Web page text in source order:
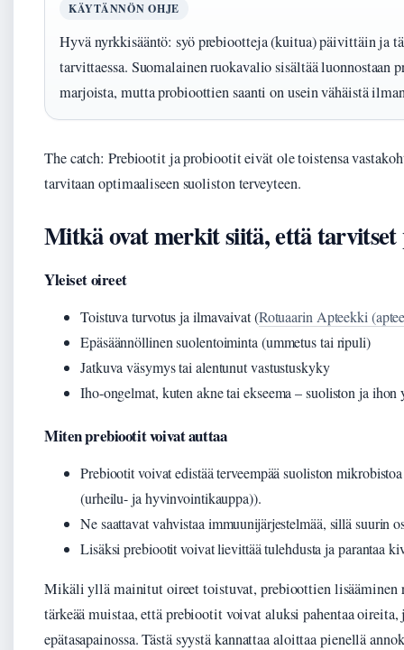
KÄYTÄNNÖN OHJE
Hyvä nyrkkisääntö: syö prebiootteja (kuitua) päivittäin ja
tarvittaessa. Suomalainen ruokavalio sisältää luonnostaan
marjoista, mutta probioottien saanti on usein vähäistä
The catch: Prebiootit ja probiootit eivät ole toistensa
tarvitaan optimaaliseen suoliston terveyteen.
Mitkä ovat merkit siitä, että
Yleiset oireet
Toistuva turvotus ja ilmavaivat (Rotuaarin Apteekki
Epäsäännöllinen suolentoiminta (ummetus tai ripuli)
Jatkuva väsymys tai alentunut vastustuskyky
Iho-ongelmat, kuten akne tai ekseema – suoliston ja ihon
Miten prebiootit voivat auttaa
Prebiootit voivat edistää terveempää suoliston
(urheilu- ja hyvinvointikauppa)).
Ne saattavat vahvistaa immuunijärjestelmää, sillä suurin
Lisäksi prebiootit voivat lievittää tulehdusta ja parantaa
Mikäli yllä mainitut oireet toistuvat, prebioottien lisääminen
tärkeää muistaa, että prebiootit voivat aluksi pahentaa
epätasapainossa. Tästä syystä kannattaa aloittaa pienellä